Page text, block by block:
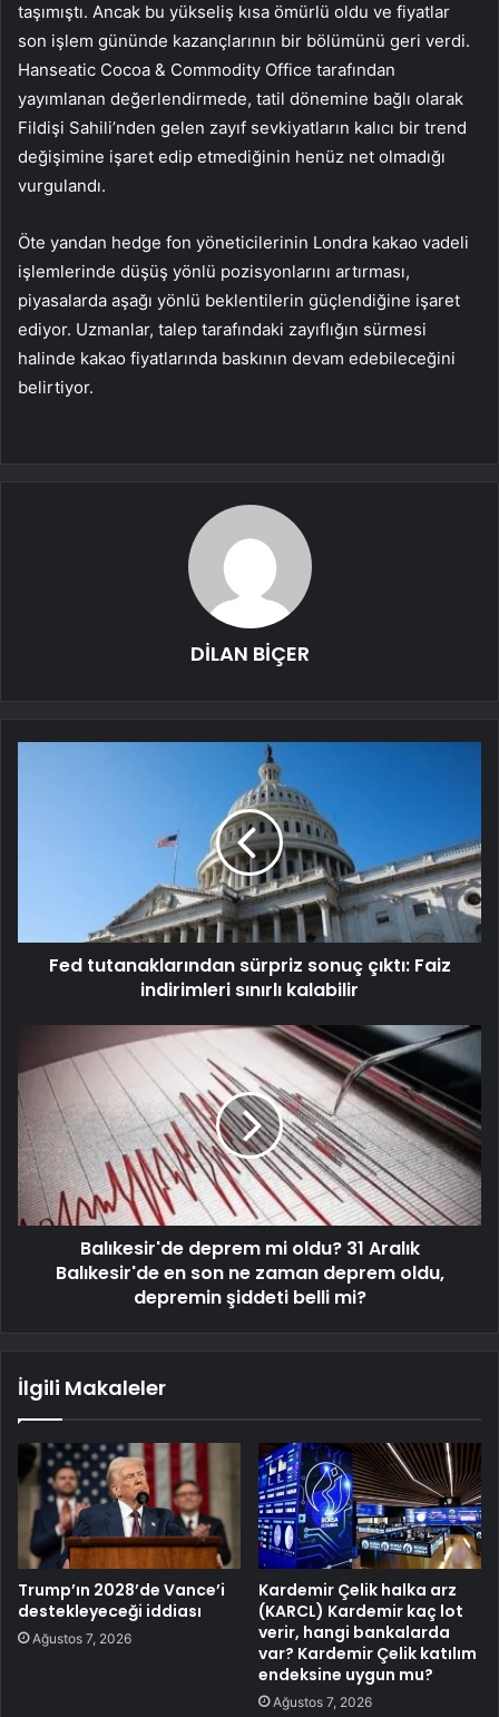
taşımıştı. Ancak bu yükseliş kısa ömürlü oldu ve fiyatlar
son işlem gününde kazançlarının bir bölümünü geri verdi.
Hanseatic Cocoa & Commodity Office tarafından
yayımlanan değerlendirmede, tatil dönemine bağlı olarak
Fildişi Sahili’nden gelen zayıf sevkiyatların kalıcı bir trend
değişimine işaret edip etmediğinin henüz net olmadığı
vurgulandı.
Öte yandan hedge fon yöneticilerinin Londra kakao vadeli
işlemlerinde düşüş yönlü pozisyonlarını artırması,
piyasalarda aşağı yönlü beklentilerin güçlendiğine işaret
ediyor. Uzmanlar, talep tarafındaki zayıflığın sürmesi
halinde kakao fiyatlarında baskının devam edebileceğini
belirtiyor.
DİLAN BİÇER
Fed tutanaklarından sürpriz sonuç çıktı: Faiz
indirimleri sınırlı kalabilir
Balıkesir'de deprem mi oldu? 31 Aralık
Balıkesir'de en son ne zaman deprem oldu,
depremin şiddeti belli mi?
İlgili Makaleler
Trump’ın 2028’de Vance’i
destekleyeceği iddiası
Ağustos 7, 2026
Kardemir Çelik halka arz
(KARCL) Kardemir kaç lot
verir, hangi bankalarda
var? Kardemir Çelik katılım
endeksine uygun mu?
Ağustos 7, 2026